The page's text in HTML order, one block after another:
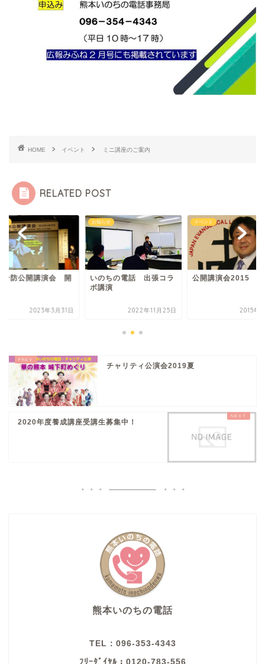
HOME イベント ミニ講座のご案内
RELATED POST
予防公開講演会 開
2023年3月31日
お知らせ
いのちの電話 出張コラ
ボ講演
2022年11月25日
イベント
公開講演会2015
2015年1
チャリティ公演会2019夏
2020年度養成講座受講生募集中！
熊本いのちの電話
TEL：096-353-4343
ﾌﾘｰﾀﾞｲﾔﾙ：0120-783-556